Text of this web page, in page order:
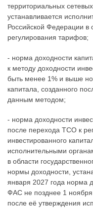
территориальных
устанавливается
Российской Федерации в
регулирования тарифов;
- норма доходности
к методу доходности
быть менее 1% и выше
капитала, созданного
данным методом;
- норма доходности
после перехода ТСО к
инвестированного
исполнительными
в области
нормы доходности,
января 2027 года норма
ФАС не позднее 1 ноября
после её утверждения